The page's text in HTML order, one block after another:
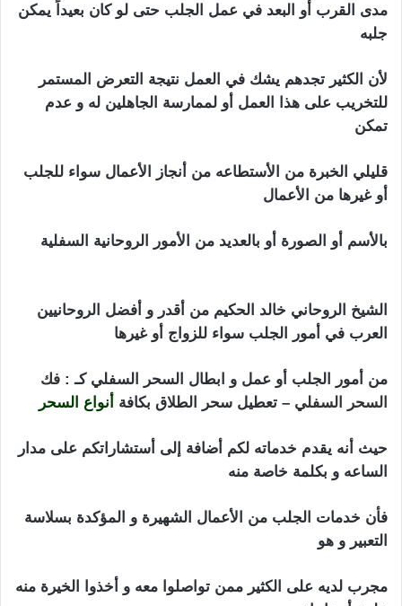
مدى القرب أو البعد في عمل الجلب حتى لو كان بعيداً يمكن
جلبه
لأن الكثير تجدهم يشك في العمل نتيجة التعرض المستمر
للتخريب على هذا العمل أو لممارسة الجاهلين له و عدم
تمكن
قليلي الخبرة من الأستطاعه من أنجاز الأعمال سواء للجلب
أو غيرها من الأعمال
بالأسم أو الصورة أو بالعديد من الأمور الروحانية السفلية
الشيخ الروحاني خالد الحكيم من أقدر و أفضل الروحانيين
العرب في أمور الجلب سواء للزواج أو غيرها
من أمور الجلب أو عمل و ابطال السحر السفلي كـ : فك
السحر
السفلي – تعطيل سحر الطلاق بكافة أنواع السحر
حيث أنه يقدم خدماته لكم أضافة إلى أستشاراتكم على مدار
الساعه و بكلمة خاصة منه
فأن خدمات الجلب من الأعمال الشهيرة و المؤكدة بسلاسة
التعبير و هو
مجرب لديه على الكثير ممن تواصلوا معه و أخذوا الخيرة منه